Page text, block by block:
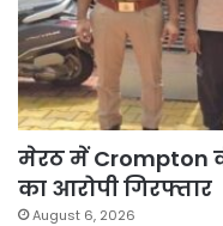
मेरठ में Crompton
का आरोपी गिरफ्तार
August 6, 2026